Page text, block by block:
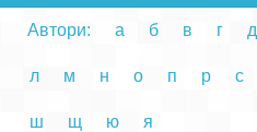
Автори: а б в г д
л м н о п р с
ш щ ю я